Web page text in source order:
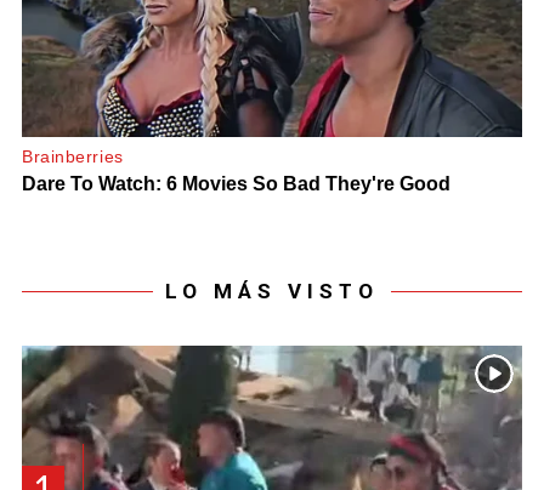
LO MÁS VISTO